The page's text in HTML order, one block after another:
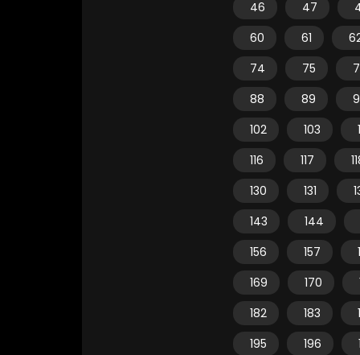
46
47
60
61
74
75
88
89
102
103
116
117
130
131
143
144
156
157
169
170
182
183
195
196